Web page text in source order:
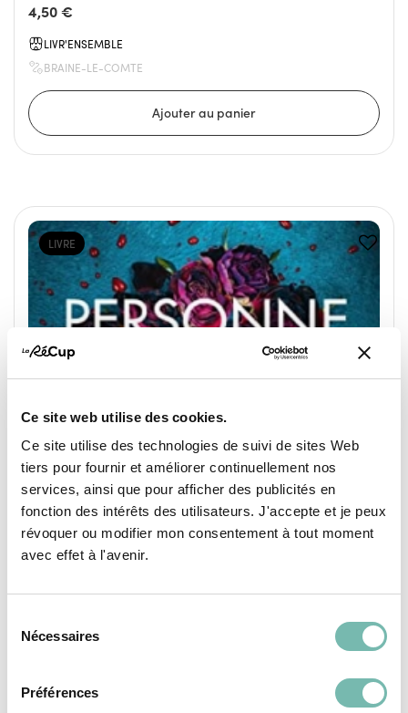
Ce site web utilise des cookies.
Ce site utilise des technologies de suivi de sites Web
tiers pour fournir et améliorer continuellement nos
services, ainsi que pour afficher des publicités en
fonction des intérêts des utilisateurs. J'accepte et je peux
révoquer ou modifier mon consentement à tout moment
avec effet à l'avenir.
Nécessaires
Préférences
4,50 €
LIVR'ENSEMBLE
BRAINE-LE-COMTE
LIVRE
5,15 €
BRAINE-LE-COMTE